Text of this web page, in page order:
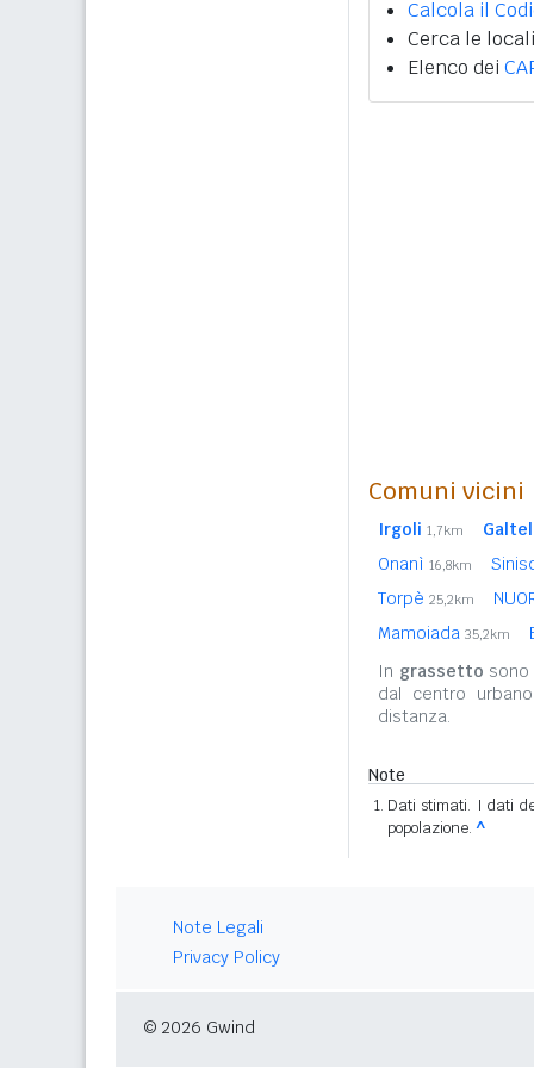
Calcola il
Cerca le
Elenco dei
Comuni vicini
Irgoli 1,7km
Onanì 16,8km
Torpè 25,2km
Mamoiada 35,2km
In grassetto
dal centro
distanza.
Note
Dati stimati. I dati
popolazione. ^
Note Legali
Privacy Policy
© 2026 Gwind